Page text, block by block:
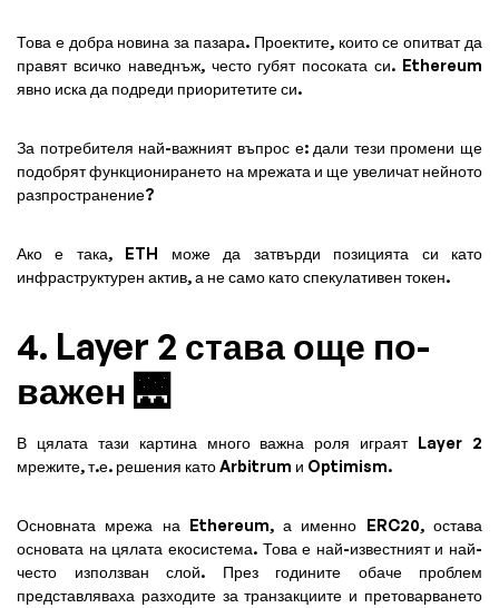
Това е добра новина за пазара. Проектите, които се опитват да
правят всичко наведнъж, често губят посоката си. Ethereum
явно иска да подреди приоритетите си.
За потребителя най-важният въпрос е: дали тези промени ще
подобрят функционирането на мрежата и ще увеличат нейното
разпространение?
Ако е така, ETH може да затвърди позицията си като
инфраструктурен актив, а не само като спекулативен токен.
4. Layer 2 става още по-
важен 🌉
В цялата тази картина много важна роля играят Layer 2
мрежите, т.е. решения като Arbitrum и Optimism.
Основната мрежа на Ethereum, а именно ERC20, остава
основата на цялата екосистема. Това е най-известният и най-
често използван слой. През годините обаче проблем
представляваха разходите за транзакциите и претоварването